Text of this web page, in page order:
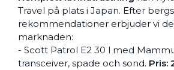
Travel på plats i Japan. Efter
rekommendationer erbjuder vi
marknaden:
- Scott Patrol E2 30 l med
transceiver, spade och sond. Pris: